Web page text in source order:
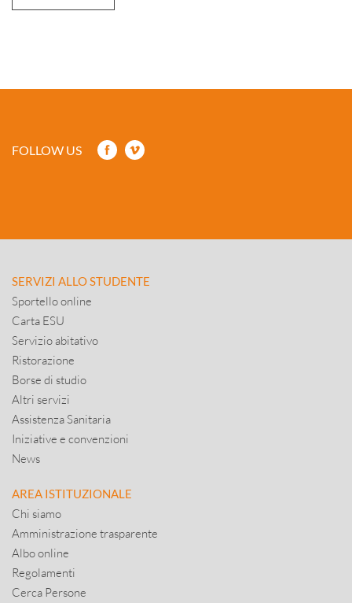
FOLLOW US
SERVIZI ALLO STUDENTE
Sportello online
Carta ESU
Servizio abitativo
Ristorazione
Borse di studio
Altri servizi
Assistenza Sanitaria
Iniziative e convenzioni
News
AREA ISTITUZIONALE
Chi siamo
Amministrazione trasparente
Albo online
Regolamenti
Cerca Persone